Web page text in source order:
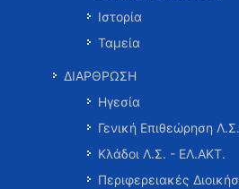
Ιστορία
Ταμεία
ΔΙΑΡΘΡΩΣΗ
Ηγεσία
Γενική Επιθεώρηση
Κλάδοι Λ.Σ. - ΕΛ.ΑΚΤ.
Περιφερειακές